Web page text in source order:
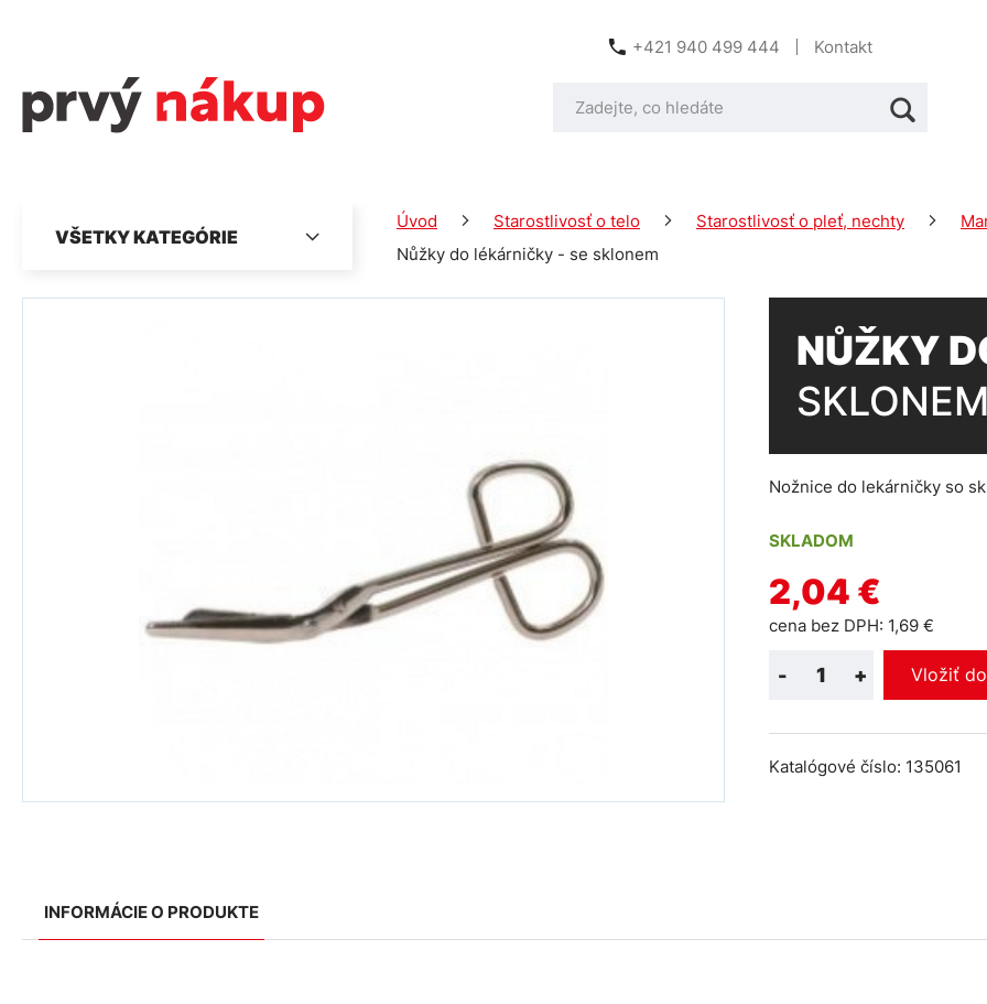
+421 940 499 444 Kontakt
Úvod Starostlivosť o telo Starostlivosť o pleť, nechty
Nůžky do lékárničky - se sklonem
VŠETKY KATEGÓRIE
NŮŽKY
SKLONEM
Nožnice do lekárničky so
SKLADOM
2,04 €
cena bez DPH: 1,69 €
+
- Vložiť
Katalógové číslo: 135061
INFORMÁCIE O PRODUKTE